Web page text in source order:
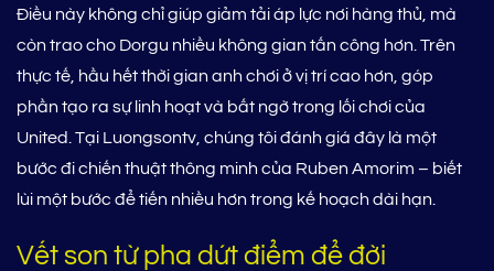
Điều này không chỉ giúp giảm tải áp lực nơi hàng thủ, mà
còn trao cho Dorgu nhiều không gian tấn công hơn. Trên
thực tế, hầu hết thời gian anh chơi ở vị trí cao hơn, góp
phần tạo ra sự linh hoạt và bất ngờ trong lối chơi của
United. Tại Luongsontv, chúng tôi đánh giá đây là một
bước đi chiến thuật thông minh của Ruben Amorim – biết
lùi một bước để tiến nhiều hơn trong kế hoạch dài hạn.
Vết son từ pha dứt điểm để đời